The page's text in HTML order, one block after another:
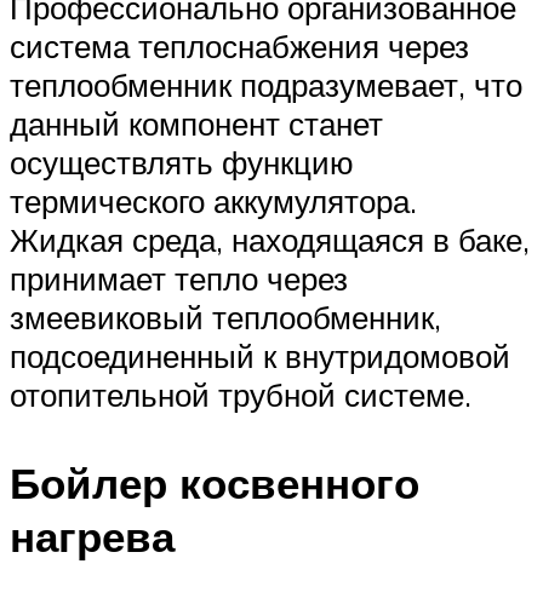
система теплоснабжения через
теплообменник подразумевает, что
данный компонент станет
осуществлять функцию
термического аккумулятора.
Жидкая среда, находящаяся в баке,
принимает тепло через
змеевиковый теплообменник,
подсоединенный к внутридомовой
отопительной трубной системе.
Бойлер косвенного
нагрева